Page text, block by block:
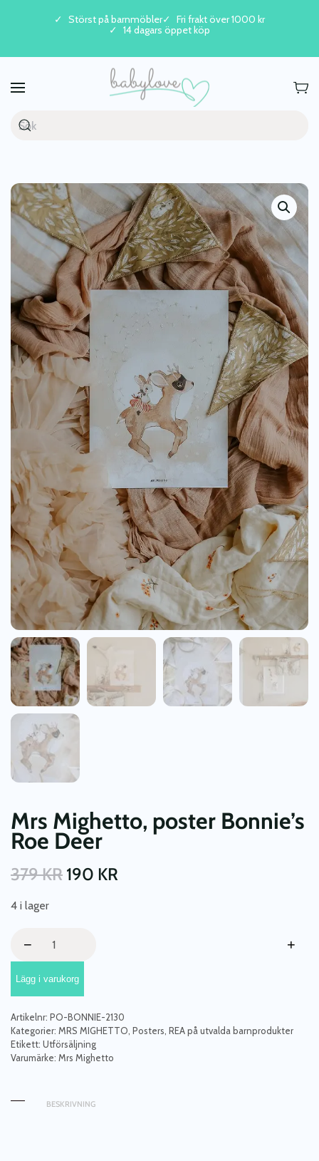
Skip to main content
Störst på barnmöbler
Fri frakt över 1000 kr
14 dagars öppet köp
Mrs Mighetto, poster Bonnie’s
Roe Deer
379KR 190 KR
4 i lager
Mighetto,
poster
Bonnie's
Roe
Deer
mängd
− +
Lägg i varukorg
Artikelnr: PO-BONNIE-2130
Kategorier: MRS MIGHETTO Posters REA på utvalda barnprodukter
Etikett: Utförsäljning
Varumärke: Mrs Mighetto
BESKRIVNING